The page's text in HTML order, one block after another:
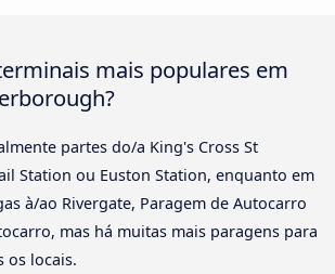
mais populares em
partes do/a King's Cross St
Station ou Euston Station, enquanto em
à/ao Rivergate, Paragem de Autocarro
mas há muitas mais paragens para
os locais.